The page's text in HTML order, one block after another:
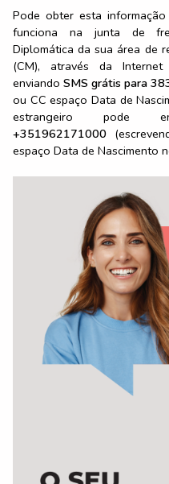
Pode obter esta
funciona na junta de
Diplomática da sua área de
(CM), através da
enviando SMS grátis para
ou CC espaço Data de
estrangeiro
+351962171000
espaço Data de Nascimento